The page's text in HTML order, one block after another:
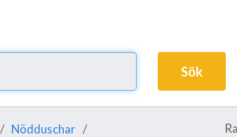
Sök
Nödduschar